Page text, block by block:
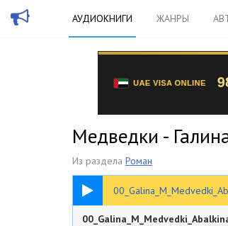
АУДИОКНИГИ ЖАНРЫ
Медведки -
Из раздела Роман
00:22